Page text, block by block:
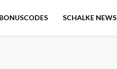
BONUSCODES SCHALKE NEWS